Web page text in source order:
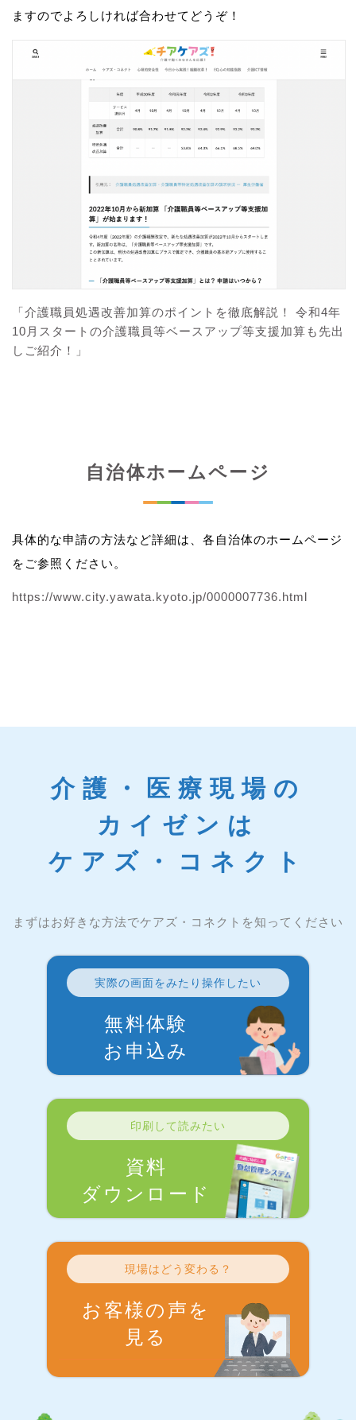
ますのでよろしければ合わせてどうぞ！
「介護職員処遇改善加算のポイントを徹底解説！ 令和4年
10月スタートの介護職員等ベースアップ等支援加算も先出
しご紹介！」
自治体ホームページ
具体的な申請の方法など詳細は、各自治体のホームページ
をご参照ください。
https://www.city.yawata.kyoto.jp/0000007736.html
介護・医療現場の
カイゼンは
ケアズ・コネクト
まずはお好きな方法でケアズ・コネクトを知ってください
実際の画面をみたり操作したい
無料体験
お申込み
印刷して読みたい
資料
ダウンロード
現場はどう変わる？
お客様の声を
見る